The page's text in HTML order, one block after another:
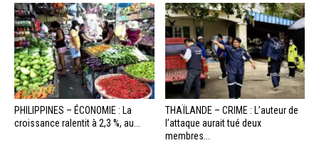
PHILIPPINES – ÉCONOMIE : La
croissance ralentit à 2,3 %, au...
THAÏLANDE – CRIME : L’auteur de
l’attaque aurait tué deux
membres...